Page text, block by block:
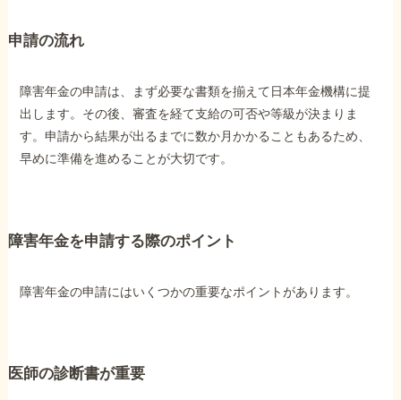
申請の流れ
障害年金の申請は、まず必要な書類を揃えて日本年金機構に提
出します。その後、審査を経て支給の可否や等級が決まりま
す。申請から結果が出るまでに数か月かかることもあるため、
早めに準備を進めることが大切です。
障害年金を申請する際のポイント
障害年金の申請にはいくつかの重要なポイントがあります。
医師の診断書が重要